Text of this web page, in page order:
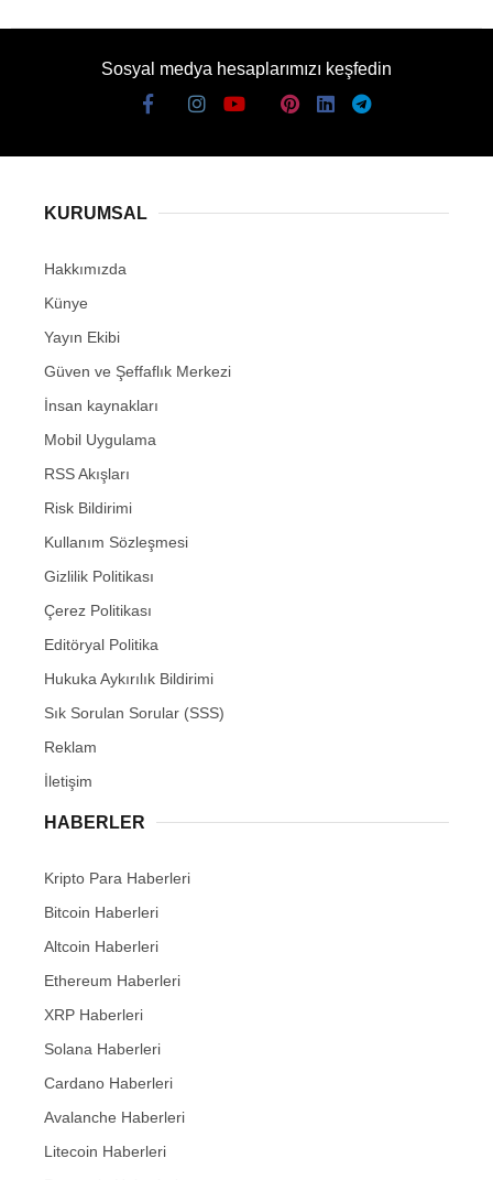
Sosyal medya hesaplarımızı keşfedin
KURUMSAL
Hakkımızda
Künye
Yayın Ekibi
Güven ve Şeffaflık Merkezi
İnsan kaynakları
Mobil Uygulama
RSS Akışları
Risk Bildirimi
Kullanım Sözleşmesi
Gizlilik Politikası
Çerez Politikası
Editöryal Politika
Hukuka Aykırılık Bildirimi
Sık Sorulan Sorular (SSS)
Reklam
İletişim
HABERLER
Kripto Para Haberleri
Bitcoin Haberleri
Altcoin Haberleri
Ethereum Haberleri
XRP Haberleri
Solana Haberleri
Cardano Haberleri
Avalanche Haberleri
Litecoin Haberleri